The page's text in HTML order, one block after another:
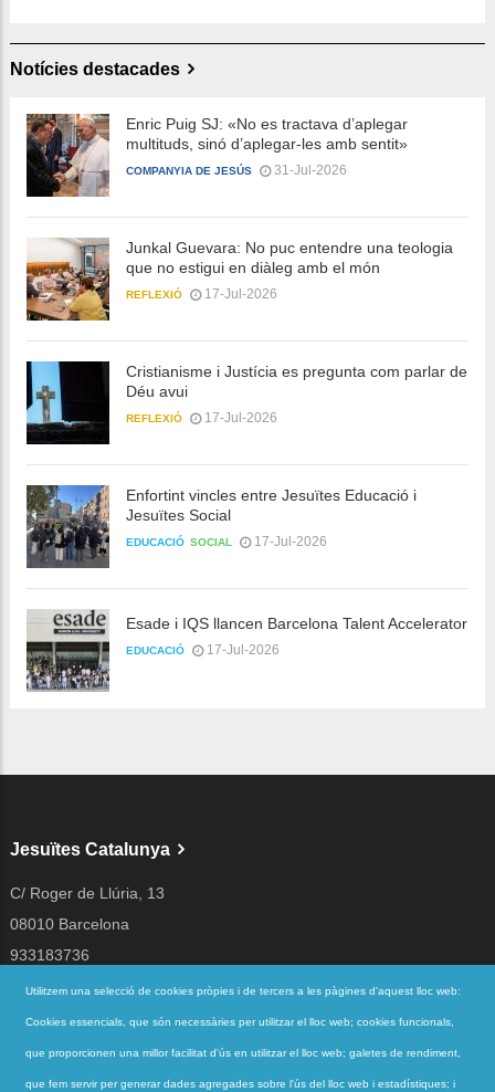
Notícies destacades
Enric Puig SJ: «No es tractava d’aplegar
multituds, sinó d’aplegar-les amb sentit»
COMPANYIA DE JESÚS 31-Jul-2026
Junkal Guevara: No puc entendre una teologia
que no estigui en diàleg amb el món
REFLEXIÓ 17-Jul-2026
Cristianisme i Justícia es pregunta com parlar de
Déu avui
REFLEXIÓ 17-Jul-2026
Enfortint vincles entre Jesuïtes Educació i
Jesuïtes Social
EDUCACIÓ SOCIAL 17-Jul-2026
Esade i IQS llancen Barcelona Talent Accelerator
EDUCACIÓ 17-Jul-2026
Jesuïtes Catalunya
C/ Roger de Llúria, 13
08010 Barcelona
933183736
jesuites@jesuites.net
Segueix-nos a
Utilitzem una selecció de cookies pròpies i de tercers a les pàgines d'aquest lloc web:
Cookies essencials, que són necessàries per utilitzar el lloc web; cookies funcionals,
que proporcionen una millor facilitat d'ús en utilitzar el lloc web; galetes de rendiment,
que fem servir per generar dades agregades sobre l'ús del lloc web i estadístiques; i